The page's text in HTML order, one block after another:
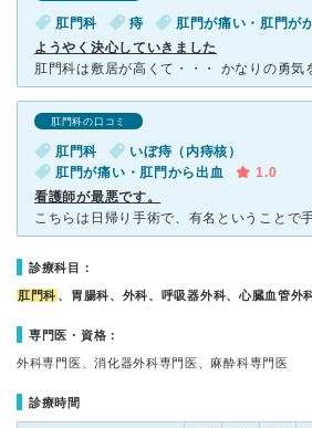
肛門科 痔 肛門が痛い・肛門が
ようやく決心していきました
肛門科の口コミ
肛門科
いぼ痔（内痔核）
肛門が痛い・肛門から出血
1.0
看護師が最悪です。
診療科目：
肛門科 、胃腸科、外科、呼吸器外科、心臓血管外
専門医・資格：
外科専門医、消化器外科専門医、麻酔科専門医
診療時間